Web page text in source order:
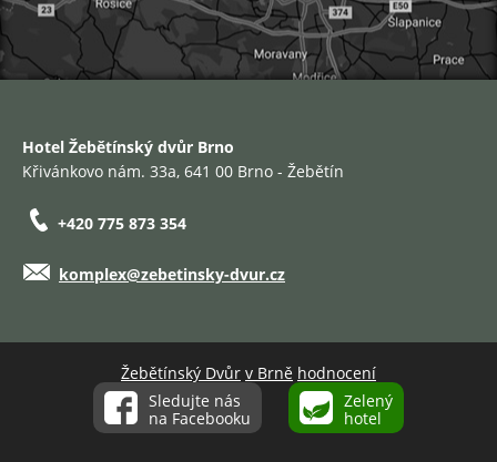
Hotel Žebětínský dvůr Brno
Křivánkovo nám. 33a, 641 00 Brno - Žebětín
+420 775 873 354
komplex@zebetinsky-dvur.cz
Žebětínský Dvůr v Brně hodnocení
Sledujte nás
na Facebooku
Zelený
hotel